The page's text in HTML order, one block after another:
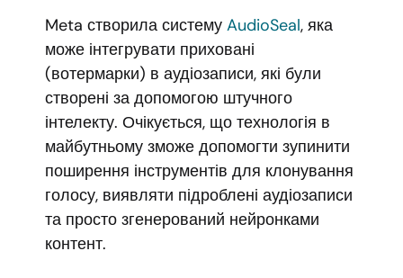
Meta створила систему AudioSeal, яка
може інтегрувати приховані
(вотермарки) в аудіозаписи, які були
створені за допомогою штучного
інтелекту. Очікується, що технологія в
майбутньому зможе допомогти зупинити
поширення інструментів для клонування
голосу, виявляти підроблені аудіозаписи
та просто згенерований нейронками
контент.